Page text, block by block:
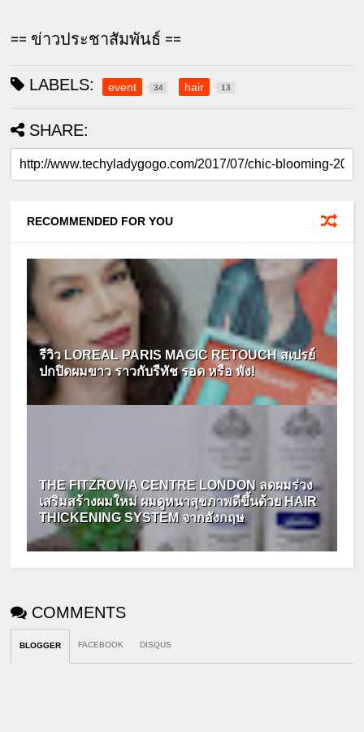
== ข่าวประชาสัมพันธ์ ==
LABELS: event 34 hair 13
SHARE:
RECOMMENDED FOR YOU
รีวิว LOREAL PARIS MAGIC RETOUCH สเปรย์
ปกปิดผมขาว ราวกับรีทัช รอด หรือ พัง!
THE FITZROVIA CENTRE LONDON ลดผมร่วง
เสริมสร้างผมใหม่ ผมดูหนาสุขภาพดีขึ้นด้วย HAIR
THICKENING SYSTEM จากอังกฤษ
COMMENTS
BLOGGER FACEBOOK DISQUS